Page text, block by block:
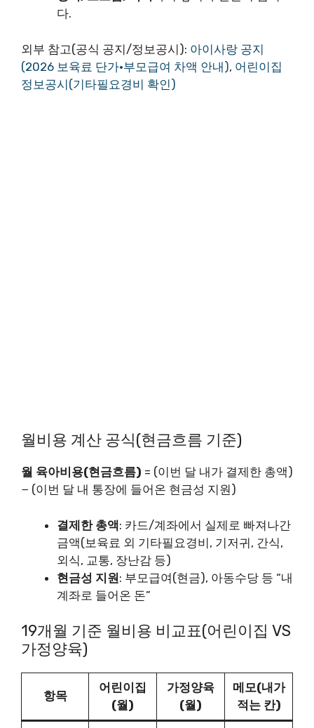
다.
외부 참고(공식 공지/정보공시): 아이사랑 공지
(2026 보육료 단가·부모급여 차액 안내), 어린이집
정보공시(기타필요경비 확인)
월비용 계산 공식(현금흐름 기준)
월 육아비용(현금흐름) = (이번 달 내가 결제한 총액)
− (이번 달 내 통장에 들어온 현금성 지원)
결제한 총액: 카드/계좌에서 실제로 빠져나간
금액(보육료 외 기타필요경비, 기저귀, 간식,
외식, 교통, 장난감 등)
현금성 지원: 부모급여(현금), 아동수당 등 “내
계좌로 들어온 돈”
19개월 기준 월비용 비교표(어린이집 VS
가정양육)
항목
어린이집
(월)
가정양육
(월)
메모(내가
적는 칸)